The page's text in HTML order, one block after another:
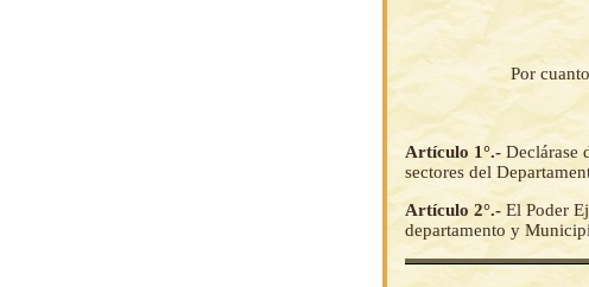
Por
Artículo 1°.- Declárase
sectores del
Artículo 2°.- El Poder
departamento y